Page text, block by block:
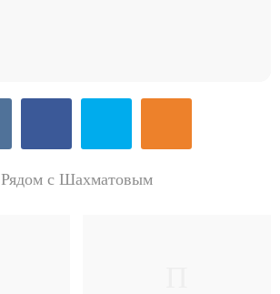
Рядом с Шахматовым